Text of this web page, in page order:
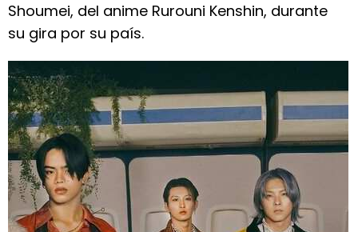
Shoumei, del anime Rurouni Kenshin, durante
su gira por su país.